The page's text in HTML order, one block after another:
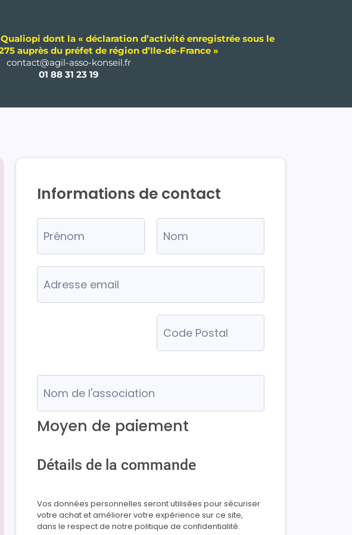
dont la « déclaration d’activité enregistrée sous le
auprès du préfet de région d’Ile-de-France »
contact@agil-asso-konseil.fr
01 88 31 23 19
Informations de contact
Moyen de paiement
Détails de la commande
Vos données personnelles seront utilisées pour sécuriser
votre achat et améliorer votre expérience sur ce site,
dans le respect de notre politique de confidentialité.